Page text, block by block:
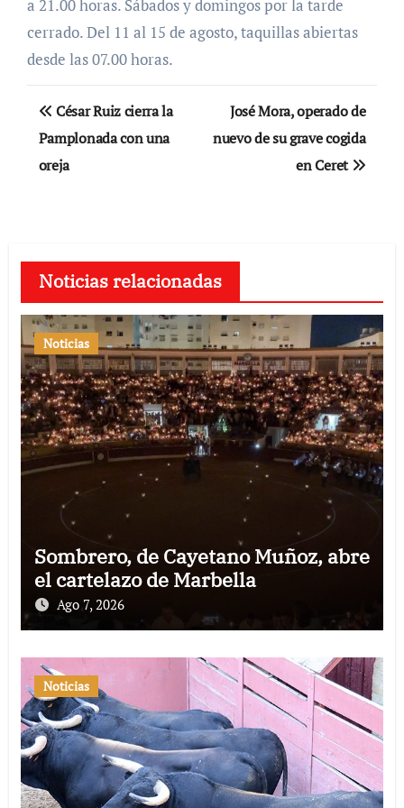
a 21.00 horas. Sábados y domingos por la tarde
cerrado. Del 11 al 15 de agosto, taquillas abiertas
desde las 07.00 horas.
Navegación
de
entradas
César Ruiz cierra la
Pamplonada con una
oreja
José Mora, operado de
nuevo de su grave cogida
en Ceret
Noticias relacionadas
Noticias
Sombrero, de Cayetano Muñoz, abre
el cartelazo de Marbella
Ago 7, 2026
Noticias